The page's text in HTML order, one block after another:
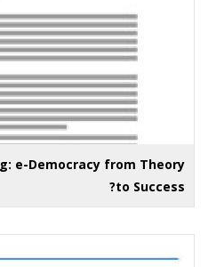
e-Democracy from Theory
to Success?